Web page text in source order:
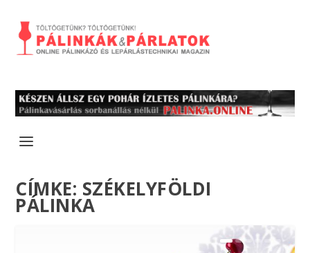
CÍMKE: SZÉKELYFÖLDI
PÁLINKA